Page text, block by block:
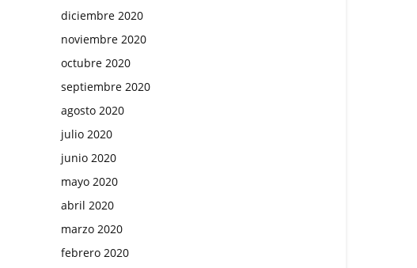
diciembre 2020
noviembre 2020
octubre 2020
septiembre 2020
agosto 2020
julio 2020
junio 2020
mayo 2020
abril 2020
marzo 2020
febrero 2020